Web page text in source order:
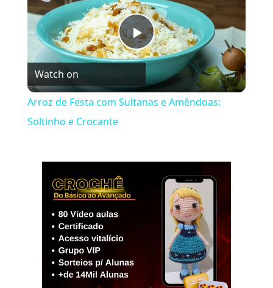
Play
Video
Watch on
Arroz de Festa com Sultanas e Amêndoas:
Soltinho e Crocante